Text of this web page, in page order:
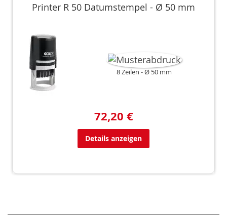
Printer R 50 Datumstempel - Ø 50 mm
8 Zeilen Ø 50 mm
72,20 €
Details anzeigen